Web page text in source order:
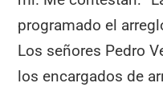
programado el
Los señores Pedro
los encargados de